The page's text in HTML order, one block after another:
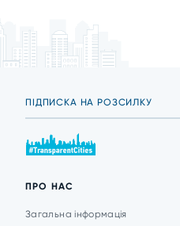
ПРО НАС
Загальна інформація